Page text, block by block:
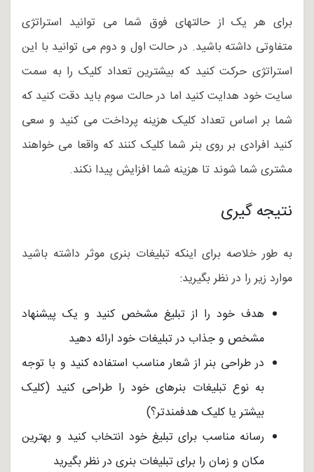
برای هر یک از حالتهای فوق شما می توانید استراتژی
متفاوتی داشته باشید. در حالت اول و دوم می توانید با این
استراتژی حرکت کنید که بیشترین تعداد کلیک را به سمت
سایت خود هدایت کنید اما در حالت سوم باید دقت کنید که
شما بر اساس تعداد کلیک هزینه پرداخت می کنید و سعی
کنید افرادی بر روی بنر شما کلیک کنند که واقعا می خواهند
مشتری شما شوند تا هزینه شما افزایش پیدا نکند.
نتیجه گیری
به طور خلاصه برای اینکه تبلیغات بنری موثر داشته باشید
موارد زیر را در نظر بگیرید:
هدف خود را از تبلیغ مشخص کنید و یک پیشنهاد
مشخص و جذاب در تبلیغات خود ارائه دهید
در طراحی بنر از شعار مناسب استفاده کنید و با توجه
به نوع تبلیغات بنرهای خود را طراحی کنید (کلیک
بیشتر یا کلیک هدفمندتر؟)
رسانه مناسب برای تبلیغ خود انتخاب کنید و بهترین
مکان و زمان را برای تبلیغات بنری در نظر بگیرید